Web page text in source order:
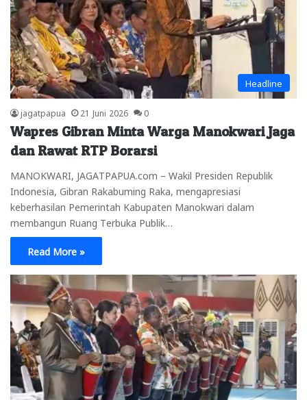
Headline
jagatpapua 21 Juni 2026 0
Wapres Gibran Minta Warga Manokwari Jaga
dan Rawat RTP Borarsi
MANOKWARI, JAGATPAPUA.com – Wakil Presiden Republik
Indonesia, Gibran Rakabuming Raka, mengapresiasi
keberhasilan Pemerintah Kabupaten Manokwari dalam
membangun Ruang Terbuka Publik…
Read More »